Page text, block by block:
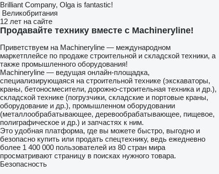
Brilliant Company, Olga is fantastic!
Великобритания
12 лет на сайте
Продавайте технику вместе с Machineryline!
Приветствуем на Machineryline — международном
маркетплейсе по продаже строительной и складской техники, а
также промышленного оборудования!
Machineryline — ведущая онлайн-площадка,
специализирующаяся на строительной технике (экскаваторы,
краны, бетоносмесители, дорожно-строительная техника и др.),
складской технике (погрузчики, складские и портовые краны,
оборудование и др.), промышленном оборудовании
(металлообрабатывающее, деревообрабатывающее, пищевое,
полиграфическое и др.) и запчастях к ним.
Это удобная платформа, где вы можете быстро, выгодно и
безопасно купить или продать спецтехнику, ведь ежедневно
более 1 400 000 пользователей из 80 стран мира
просматривают страницу в поисках нужного товара.
Безопасность